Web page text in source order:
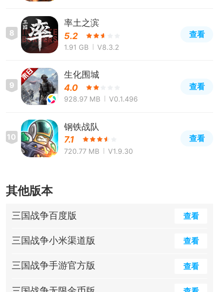
8
率土之滨
5.2
1.91 GB V8.3.2
查看
9
生化围城
4.0
928.97 MB V0.1.496
查看
10
钢铁战队
7.1
720.77 MB V1.9.30
查看
其他版本
三国战争百度版 查看
三国战争小米渠道版 查看
三国战争手游官方版 查看